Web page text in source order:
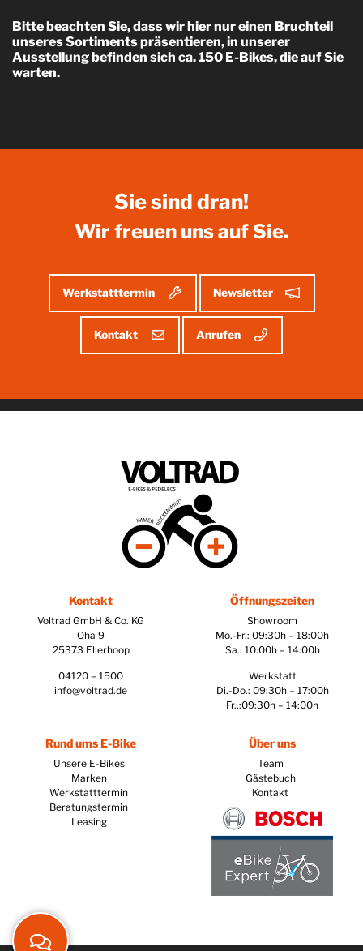
Bitte beachten Sie, dass wir hier nur einen Bruchteil
unseres Sortiments präsentieren, in unserer
Ausstellung befinden sich ca. 150 E-Bikes, die auf Sie
warten.
Sie sind dran!
Wir freuen uns auf Sie.
Werkstatttermin Newsletter
Kontakt Anrufen
Kontakt
Voltrad GmbH & Co. KG
Oha 9
25373 Ellerhoop
04120 – 1500
info@voltrad.de
Öffnungszeiten
Showroom
Mo.-Fr.: 09:30h – 18:00h
Sa.: 10:00h – 14:00h
Werkstatt
Di.-Do.: 09:30h – 17:00h
Fr..:09:30h – 14:00h
Rund ums E-Bike
Unsere E-Bikes
Marken
Werkstatttermin
Beratungstermin
Leasing
Über uns
Team
Gästebuch
Kontakt